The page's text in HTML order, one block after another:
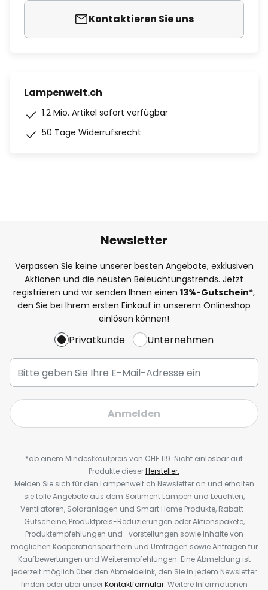
Kontaktieren Sie uns
Lampenwelt.ch
1.2 Mio. Artikel sofort verfügbar
50 Tage Widerrufsrecht
Newsletter
Verpassen Sie keine unserer besten Angebote, exklusiven
Aktionen und die neusten Beleuchtungstrends. Jetzt
registrieren und wir senden Ihnen einen 13%-Gutschein*,
den Sie bei Ihrem ersten Einkauf in unserem Onlineshop
einlösen können!
Privatkunde Unternehmen
Anmelden
*ab einem Mindestkaufpreis von CHF 119. Nicht einlösbar auf
Produkte dieserHersteller.
Melden Sie sich für den Lampenwelt.ch Newsletter an und erhalten
sie tolle Angebote aus dem Sortiment Lampen und Leuchten,
Ventilatoren, Solaranlagen und Smart Home Produkte, Rabatt-
Gutscheine, Produktpreis-Reduzierungen oder Aktionspakete,
Produktempfehlungen und -vorstellungen sowie Inhalte von
möglichen Kooperationspartnern und Umfragen sowie Anfragen für
Kaufbewertungen und Weiterempfehlungen. Eine Abmeldung ist
jederzeit möglich über den Abmeldelink, den Sie in jedem Newsletter
finden oder über unserKontaktformular. Weitere Informationen